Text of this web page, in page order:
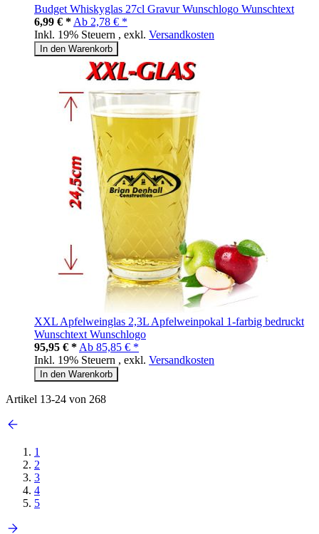
Budget Whiskyglas 27cl Gravur Wunschlogo Wunschtext
6,99 € * Ab 2,78 € *
Inkl. 19% Steuern , exkl. Versandkosten
In den Warenkorb
XXL Apfelweinglas 2,3L Apfelweinpokal 1-farbig bedruckt
Wunschtext Wunschlogo
95,95 € * Ab 85,85 € *
Inkl. 19% Steuern , exkl. Versandkosten
In den Warenkorb
Artikel 13-24 von 268
1
2
3
4
5